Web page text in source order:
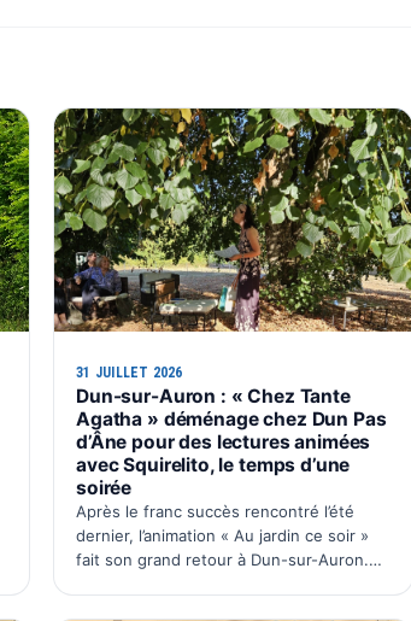
31 JUILLET 2026
Dun-sur-Auron : « Chez Tante
Agatha » déménage chez Dun Pas
d’Âne pour des lectures animées
avec Squirelito, le temps d’une
soirée
Après le franc succès rencontré l’été
dernier, l’animation « Au jardin ce soir »
fait son grand retour à Dun-sur-Auron.